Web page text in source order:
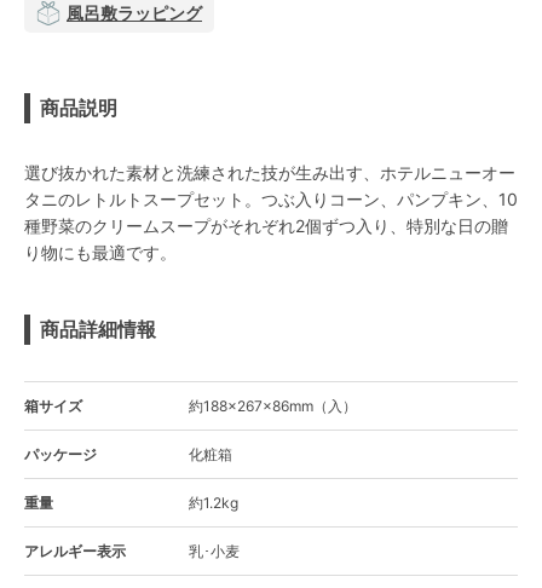
風呂敷ラッピング
商品説明
選び抜かれた素材と洗練された技が生み出す、ホテルニューオー
タニのレトルトスープセット。つぶ入りコーン、パンプキン、10
種野菜のクリームスープがそれぞれ2個ずつ入り、特別な日の贈
り物にも最適です。
商品詳細情報
箱サイズ 約188×267×86mm（入）
パッケージ 化粧箱
重量 約1.2kg
アレルギー表示 乳･小麦